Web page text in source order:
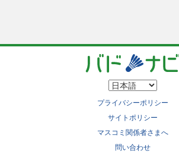
プライバシーポリシー
サイトポリシー
マスコミ関係者さまへ
問い合わせ